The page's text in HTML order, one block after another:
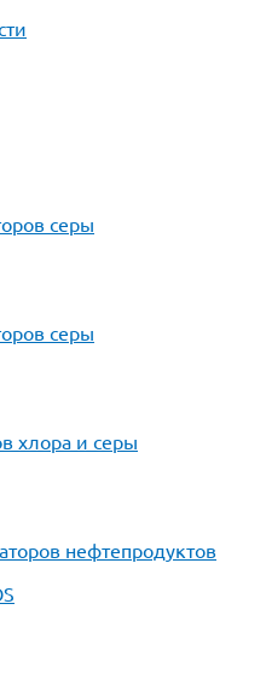
серы
серы
хлора и серы
нефтепродуктов